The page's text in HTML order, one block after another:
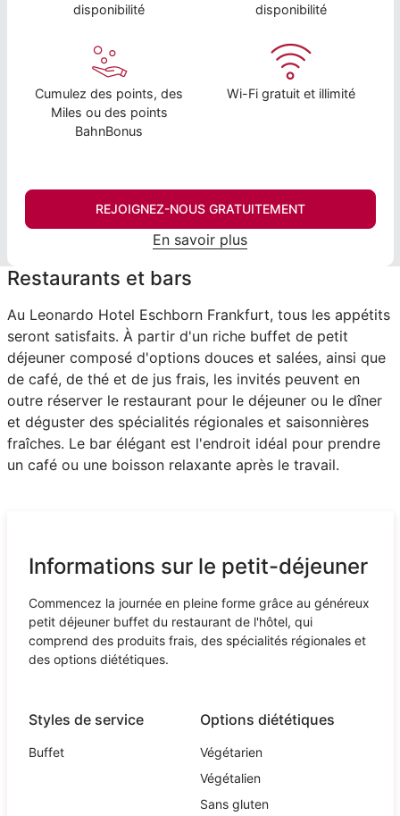
disponibilité
disponibilité
Cumulez des points, des
Miles ou des points
BahnBonus
Wi-Fi gratuit et illimité
REJOIGNEZ-NOUS GRATUITEMENT
En savoir plus
Restaurants et bars
Au Leonardo Hotel Eschborn Frankfurt, tous les appétits
seront satisfaits. À partir d'un riche buffet de petit
déjeuner composé d'options douces et salées, ainsi que
de café, de thé et de jus frais, les invités peuvent en
outre réserver le restaurant pour le déjeuner ou le dîner
et déguster des spécialités régionales et saisonnières
fraîches. Le bar élégant est l'endroit idéal pour prendre
un café ou une boisson relaxante après le travail.
Informations sur le petit-déjeuner
Commencez la journée en pleine forme grâce au généreux
petit déjeuner buffet du restaurant de l'hôtel, qui
comprend des produits frais, des spécialités régionales et
des options diététiques.
Styles de service
Buffet
Options diététiques
Végétarien
Végétalien
Sans gluten